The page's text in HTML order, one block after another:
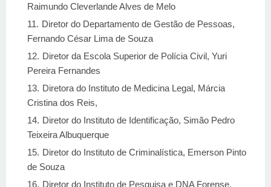
Raimundo Cleverlande Alves de Melo
Diretor do Departamento de Gestão de Pessoas,
Fernando César Lima de Souza
Diretor da Escola Superior de Polícia Civil, Yuri
Pereira Fernandes
Diretora do Instituto de Medicina Legal, Márcia
Cristina dos Reis,
Diretor do Instituto de Identificação, Simão Pedro
Teixeira Albuquerque
Diretor do Instituto de Criminalística, Emerson Pinto
de Souza
Diretor do Instituto de Pesquisa e DNA Forense,